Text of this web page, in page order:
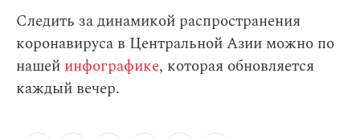
Следить за динамикой распространения
коронавируса в Центральной Азии можно по
нашей инфографике, которая обновляется
каждый вечер.